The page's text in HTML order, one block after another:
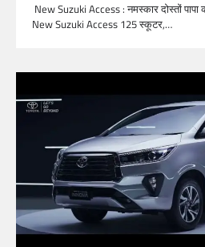
New Suzuki Access : नमस्कार दोस्तों पापा
New Suzuki Access 125 स्कूटर,…